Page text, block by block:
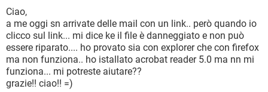
HARDWARE
INSTAGRAM
TIKTOK FACEBOOK
HARDWARE
iOS
INSTAGRAM WHATSAPP
TIKTOK FACEBOOK
HARDWARE
COVID-19
INTRATTENIMENTO ANDROID
iOS WINDOWS 10
INSTAGRAM
TIKTOK
Ciao,
a me oggi sn arrivate delle mail con un link.. però quando io
clicco sul link... mi dice ke il file è danneggiato e non può
essere riparato.... ho provato sia con explorer che con firefox
ma non funziona.. ho istallato acrobat reader 5.0 ma nn mi
funziona... mi potreste aiutare??
grazie!! ciao!! =)